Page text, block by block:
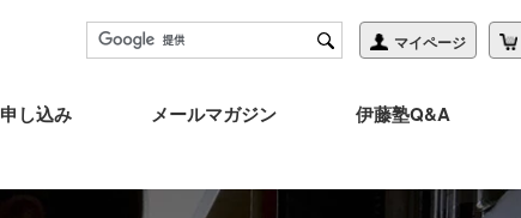
申し込み メールマガジン 伊藤塾Q&A